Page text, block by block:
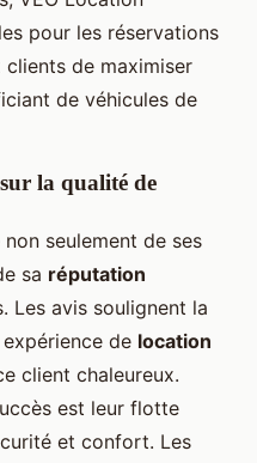
pour les réservations
de maximiser
de véhicules de
la qualité de
seulement de ses
sa réputation
Les avis soulignent la
de location
client chaleureux.
est leur flotte
et confort. Les